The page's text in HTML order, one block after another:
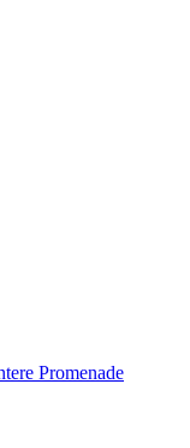
Promenade